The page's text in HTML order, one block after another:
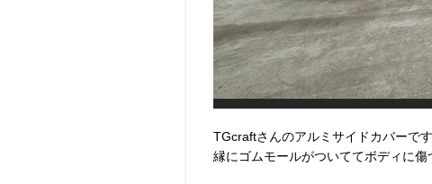
TGcraftさんのアルミサイドカバーです
縁にゴムモールがついててボディに傷